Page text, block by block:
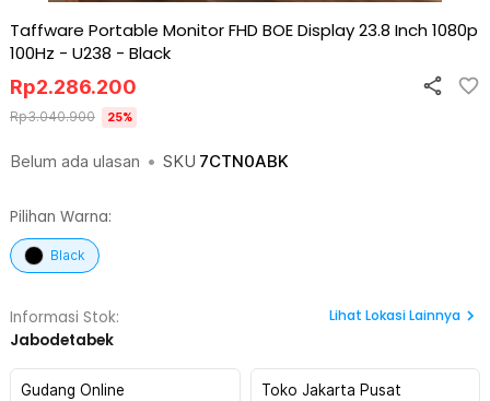
Taffware Portable Monitor FHD BOE Display 23.8 Inch 1080p
100Hz - U238 - Black
Belum ada ulasan • SKU 7CTN0ABK
Rp2.286.200
Rp3.040.900 25%
Pilihan Warna:
Black
Informasi Stok:
Jabodetabek
Lihat Lokasi Lainnya
Gudang Online Toko Jakarta Pusat